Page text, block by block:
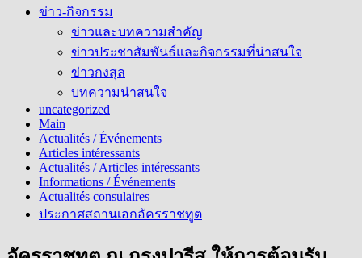
ข่าว-กิจกรรม
ข่าวและบทความสำคัญ
ข่าวประชาสัมพันธ์และกิจกรรมที่น่าสนใจ
ข่าวกงสุล
บทความน่าสนใจ
uncategorized
Main
Actualités / Événements
Articles intéressants
Actualités / Articles intéressants
Informations / Événements
Actualités consulaires
ประกาศสถานเอกอัครราชทูต